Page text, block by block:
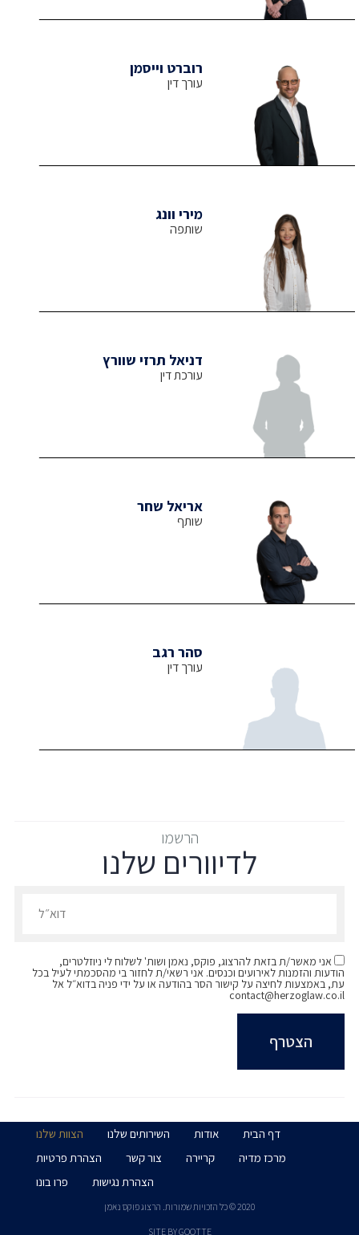
רוברט וייסמן
עורך דין
מירי וונג
שותפה
דניאל תרזי שוורץ
עורכת דין
אריאל שחר
שותף
סהר רגב
עורך דין
הרשמו
לדיוורים שלנו
אני מאשר/ת בזאת להרצוג, פוקס, נאמן ושות' לשלוח לי ניוזלטרים,
הודעות והזמנות לאירועים וכנסים. אני רשאי/ת לחזור בי מהסכמתי לעיל בכל
עת, באמצעות לחיצה על קישור הסר בהודעה או על ידי פניה בדוא״ל אל
contact@herzoglaw.co.il
דף הבית אודות השירותים שלנו
הצוות שלנו
מרכז מדיה
קריירה צור קשר
הצהרת פרטיות
הצהרת נגישות
פרו בונו
2020 © כל הזכויות שמורות. הרצוג פוקס נאמן
SITE BY GOOTTE